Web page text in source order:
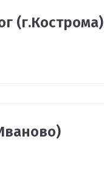
(г.Кострома)